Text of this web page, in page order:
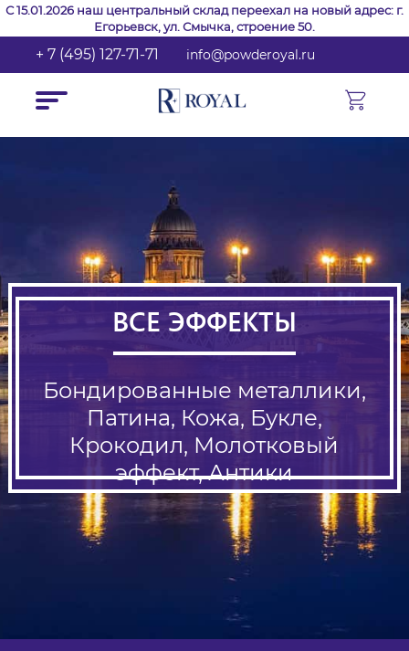
С 15.01.2026 наш центральный склад переехал на новый адрес: г.
Егорьевск, ул. Смычка, строение 50.
+ 7 (495) 127-71-71 info@powderoyal.ru
ВСЕ ЭФФЕКТЫ
Бондированные металлики,
Патина, Кожа, Букле,
Крокодил, Молотковый
эффект, Антики